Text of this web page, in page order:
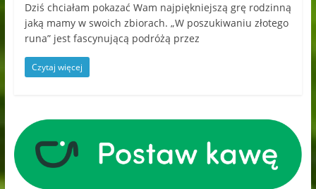
Dziś chciałam pokazać Wam najpiękniejszą grę rodzinną
jaką mamy w swoich zbiorach. „W poszukiwaniu złotego
runa” jest fascynującą podróżą przez
Czytaj więcej